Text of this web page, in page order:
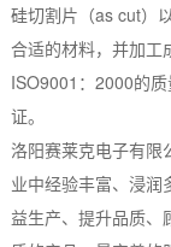
硅切割片（as cut）
合适的材料，并加工
ISO9001：2000的
证。
洛阳赛莱克电子有限
业中经验丰富、浸润
益生产、提升品质、